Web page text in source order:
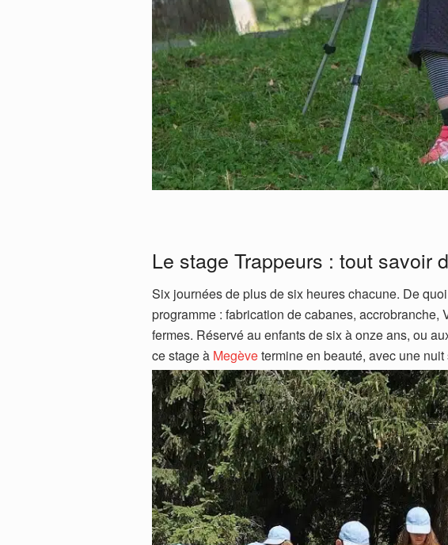
Le stage Trappeurs : tout savoir
Six journées de plus de six heures chacune. De quoi
programme : fabrication de cabanes,
fermes. Réservé au enfants de six à onze ans, ou
ce stage à Megèvetermine en beauté, avec une